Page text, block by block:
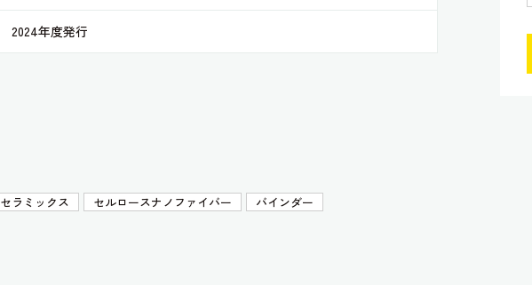
2024年度発行
セラミックス セルロースナノファイバー バインダー